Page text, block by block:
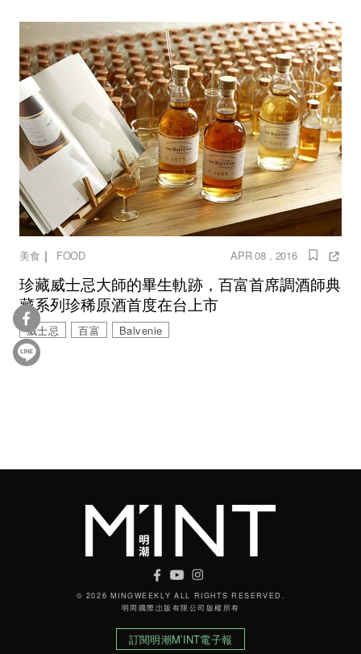
美食 ｜ FOOD APR 08 , 2016
珍藏威士忌大師的畢生軌跡，百富首席調酒師典
藏系列珍稀原酒首度在台上市
威士忌 百富 Balvenie
© 2026 MINGWEEKLY ALL RIGHTS RESERVED.
明周國際岀版有限公司版權所有
訂閱明潮M’INT電子報